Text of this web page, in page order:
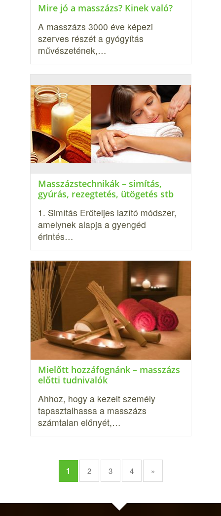
Mire jó a masszázs? Kinek való?
A masszázs 3000 éve képezi
szerves részét a gyógyítás
művészetének,…
Masszázstechnikák – simítás,
gyúrás, rezegtetés, ütögetés stb
1. Simítás Erőteljes lazító módszer,
amelynek alapja a gyengéd
érintés…
Mielőtt hozzáfognánk – masszázs
előtti tudnivalók
Ahhoz, hogy a kezelt személy
tapasztalhassa a masszázs
számtalan előnyét,…
1 2 3 4 »